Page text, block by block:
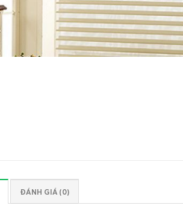
ĐÁNH GIÁ (0)